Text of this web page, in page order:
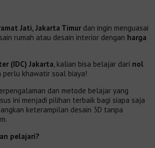
Jati, Jakarta Timur dan ingin menguasai
rumah atau desain interior dengan harga
(IDC) Jakarta, kalian bisa belajar dari nol
khawatir soal biaya!
dan metode belajar yang
ini menjadi pilihan terbaik bagi siapa saja
keterampilan desain 3D tanpa
pelajari?